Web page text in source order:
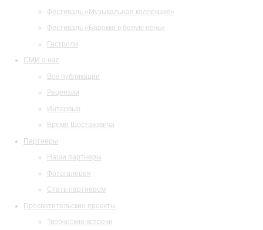
Фестиваль «Музыкальная коллекция»
Фестиваль «Барокко в белую ночь»
Гастроли
СМИ о нас
Все публикации
Рецензии
Интервью
Время Шостаковича
Партнеры
Наши партнеры
Фотогалерея
Стать партнером
Просветительские проекты
Творческие встречи